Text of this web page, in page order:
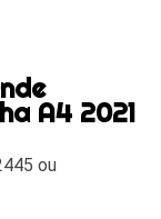
A4 2021
ou